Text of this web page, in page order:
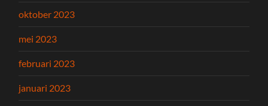
oktober 2023
mei 2023
februari 2023
januari 2023